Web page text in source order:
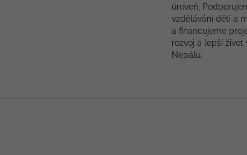
úroveň,
vzdělávání dětí a
a financujeme
rozvoj a lepší život
Nepálu.